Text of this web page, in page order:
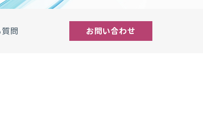
問 お問い合わせ